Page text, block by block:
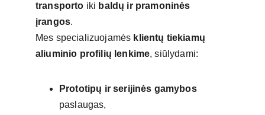
transporto iki baldų ir pramoninės
įrangos.
Mes specializuojamės klientų tiekiamų
aliuminio profilių lenkime, siūlydami:
Prototipų ir serijinės gamybos
paslaugas,